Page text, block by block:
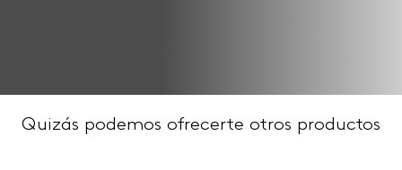
Quizás podemos ofrecerte otros productos